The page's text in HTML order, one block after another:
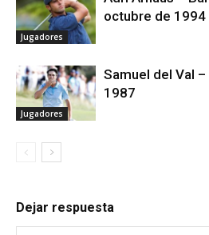
Jugadores
octubre de 1994
Jugadores
Samuel del Val
1987
Dejar respuesta